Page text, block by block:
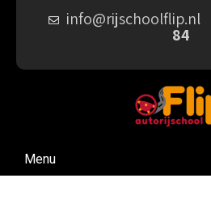
info@rijschoolflip.nl
84
Menu